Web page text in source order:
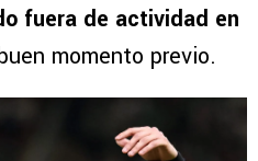
fuera de actividad en
momento previo.